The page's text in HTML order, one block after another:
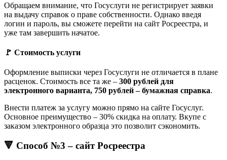
Обращаем внимание, что Госуслуги не регистрирует заявки
на выдачу справок о праве собственности. Однако введя
логин и пароль, вы сможете перейти на сайт Росреестра, и
уже там завершить начатое.
🚩 Стоимость услуги
Оформление выписки через Госуслуги не отличается в плане
расценок. Стоимость все та же – 300 рублей для
электронного варианта, 750 рублей – бумажная справка.
Внести платеж за услугу можно прямо на сайте Госуслуг.
Основное преимущество – 30% скидка на оплату. Вкупе с
заказом электронного образца это позволит сэкономить.
🔻 Способ №3 – сайт Росреестра